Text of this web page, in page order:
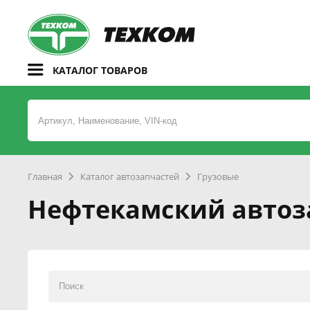
КАТАЛОГ ТОВАРОВ
Главная Каталог автозапчастей Грузовые
Нефтекамский